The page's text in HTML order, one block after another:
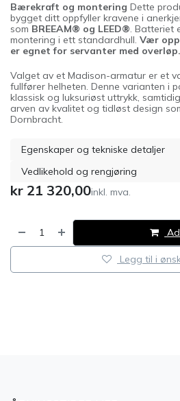
Bærekraft og montering Dette
bygget ditt oppfyller kravene i
som BREEAM® og LEED®. Batteriet
montering i ett standardhull. Vær
er egnet for servanter med overløp.
Valget av et Madison-armatur er et
fullfører helheten. Denne varianten i
klassisk og luksuriøst uttrykk,
arven av kvalitet og tidløst design
Dornbracht.
Egenskaper og tekniske detaljer
Vedlikehold og rengjøring
kr 21 320,00inkl. mva.
Legg til i